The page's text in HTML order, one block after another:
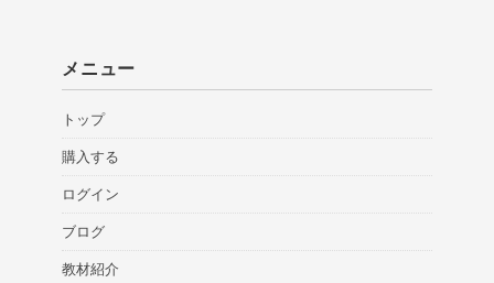
メニュー
トップ
購入する
ログイン
ブログ
教材紹介